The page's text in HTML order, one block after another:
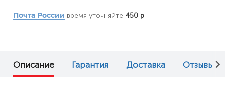
Почта России время уточняйте 450 р
Описание Гарантия Доставка Отзывы (0)